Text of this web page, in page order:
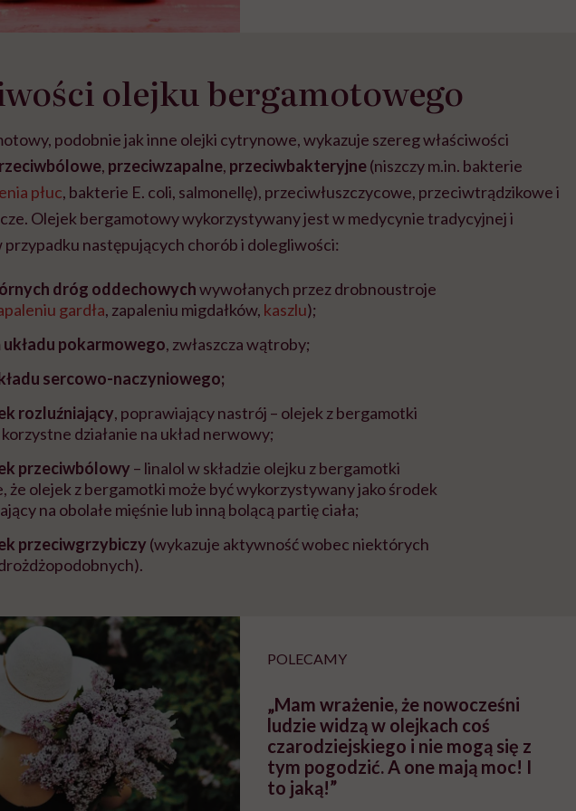
olejku bergamotowego
podobnie jak inne olejki cytrynowe, wykazuje szereg właściwości
, przeciwzapalne, przeciwbakteryjne(niszczy m.in. bakterie
płuc, bakterie E. coli, salmonellę), przeciwłuszczycowe, przeciwtrądzikowe i
Olejek bergamotowy wykorzystywany jest w medycynie tradycyjnej i
następujących chorób i dolegliwości:
dróg oddechowychwywołanych przez drobnoustroje
gardła, zapaleniu migdałków, kaszlu);
pokarmowego, zwłaszcza wątroby;
sercowo-naczyniowego;
rozluźniający, poprawiający nastrój – olejek z bergamotki
działanie na układ nerwowy;
przeciwbólowy – linalol w składzie olejku z bergamotki
że olejek z bergamotki może być wykorzystywany jako środek
na obolałe mięśnie lub inną bolącą partię ciała;
przeciwgrzybiczy (wykazuje aktywność wobec niektórych
POLECAMY
„Mam wrażenie, że nowocześni
ludzie widzą w olejkach coś
czarodziejskiego i nie mogą się z
tym pogodzić. A one mają moc! I
to jaką!”